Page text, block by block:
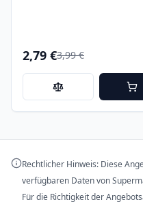
2,79 €3,99 €
Rechtlicher Hinweis: Diese
verfügbaren Daten von
Für die Richtigkeit der